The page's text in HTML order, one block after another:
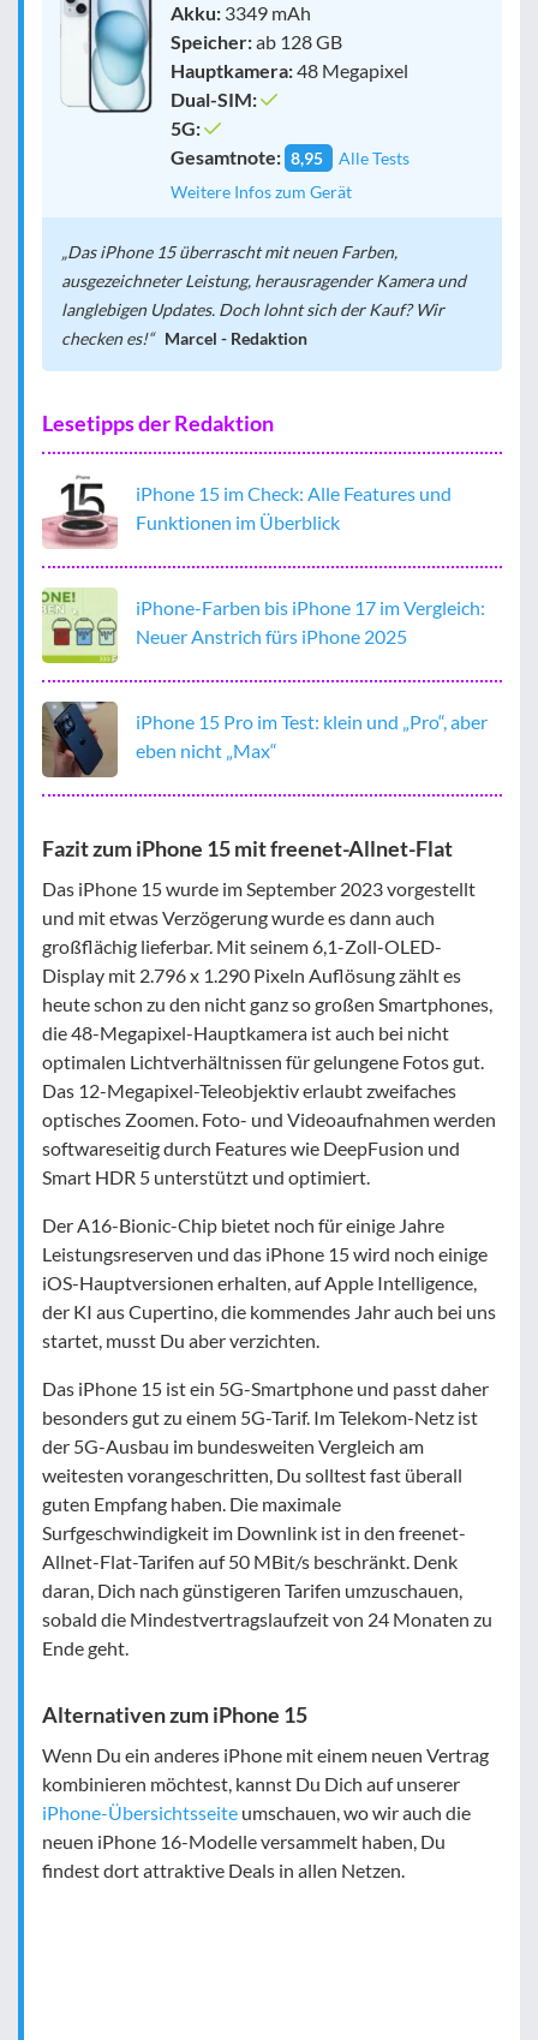
Akku: 3349 mAh
Speicher:ab 128 GB
Hauptkamera:48 Megapixel
Dual-SIM:
5G:
Gesamtnote: 8,95
Alle Tests
Weitere Infos zum Gerät
Das iPhone 15 überrascht mit neuen Farben,
ausgezeichneter Leistung, herausragender Kamera und
langlebigen Updates. Doch lohnt sich der Kauf? Wir
checken es!
Marcel - Redaktion
Lesetipps der Redaktion
iPhone 15 im Check: Alle Features und
Funktionen im Überblick
iPhone-Farben bis iPhone 17 im Vergleich:
Neuer Anstrich fürs iPhone 2025
iPhone 15 Pro im Test: klein und „Pro“, aber
eben nicht „Max“
Fazit zum iPhone 15 mit freenet-Allnet-Flat
Das iPhone 15 wurde im September 2023 vorgestellt
und mit etwas Verzögerung wurde es dann auch
großflächig lieferbar. Mit seinem 6,1-Zoll-OLED-
Display mit 2.796 x 1.290 Pixeln Auflösung zählt es
heute schon zu den nicht ganz so großen Smartphones,
die 48-Megapixel-Hauptkamera ist auch bei nicht
optimalen Lichtverhältnissen für gelungene Fotos gut.
Das 12-Megapixel-Teleobjektiv erlaubt zweifaches
optisches Zoomen. Foto- und Videoaufnahmen werden
softwareseitig durch Features wie DeepFusion und
Smart HDR 5 unterstützt und optimiert.
Der A16-Bionic-Chip bietet noch für einige Jahre
Leistungsreserven und das iPhone 15 wird noch einige
iOS-Hauptversionen erhalten, auf Apple Intelligence,
der KI aus Cupertino, die kommendes Jahr auch bei uns
startet, musst Du aber verzichten.
Das iPhone 15 ist ein 5G-Smartphone und passt daher
besonders gut zu einem 5G-Tarif. Im Telekom-Netz ist
der 5G-Ausbau im bundesweiten Vergleich am
weitesten vorangeschritten, Du solltest fast überall
guten Empfang haben. Die maximale
Surfgeschwindigkeit im Downlink ist in den freenet-
Allnet-Flat-Tarifen auf 50 MBit/s beschränkt. Denk
daran, Dich nach günstigeren Tarifen umzuschauen,
sobald die Mindestvertragslaufzeit von 24 Monaten zu
Ende geht.
Alternativen zum iPhone 15
Wenn Du ein anderes iPhone mit einem neuen Vertrag
kombinieren möchtest, kannst Du Dich auf unserer
iPhone-Übersichtsseite umschauen, wo wir auch die
neuen iPhone 16-Modelle versammelt haben, Du
findest dort attraktive Deals in allen Netzen.